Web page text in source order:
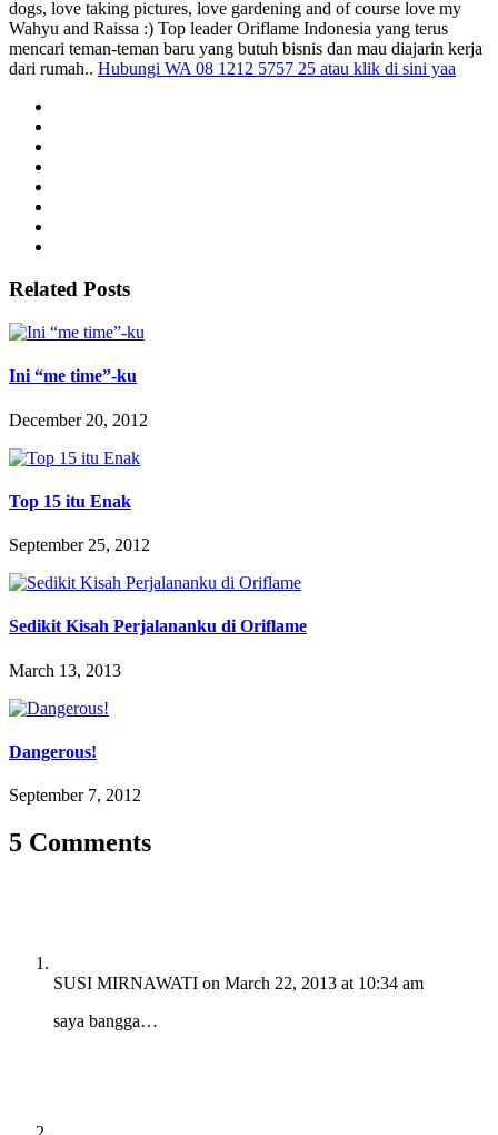
dogs, love taking pictures, love gardening and of course love my
Wahyu and Raissa :) Top leader Oriflame Indonesia yang terus
mencari teman-teman baru yang butuh bisnis dan mau diajarin kerja
dari rumah.. Hubungi WA 08 1212 5757 25 atau klik di sini yaa
Related Posts
Ini “me time”-ku
December 20, 2012
Top 15 itu Enak
September 25, 2012
Sedikit Kisah Perjalananku di Oriflame
March 13, 2013
Dangerous!
September 7, 2012
5 Comments
SUSI MIRNAWATI on March 22, 2013 at 10:34 am
saya bangga…